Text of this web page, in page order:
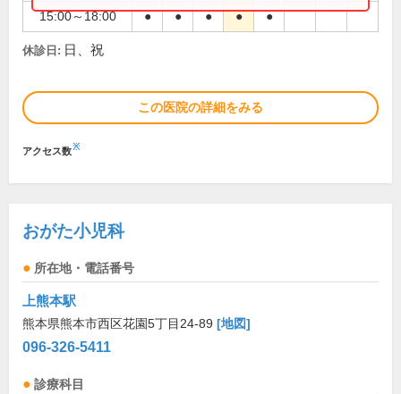
15:00～18:00 ● ● ● ● ●
休診日: 日、祝
この医院の詳細をみる
アクセス数※
おがた小児科
所在地・電話番号
上熊本駅
熊本県熊本市西区花園5丁目24-89 [地図]
096-326-5411
診療科目